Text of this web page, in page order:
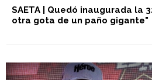
SAETA | Quedó inaugurada la
otra gota de un paño gigante"